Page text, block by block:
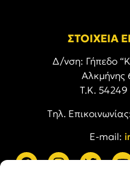
ΣΤΟΙΧΕΙΑ
Δ/νση: Γήπεδο
Αλκμήνης
Τ.Κ.
Tηλ.
E-mail: